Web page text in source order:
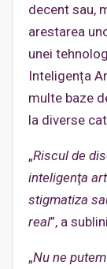
decent sau,
arestarea
unei
Inteligența
multe baze
la diverse
„Riscul de
inteligenţa
stigmatiza
real”, a
„Nu ne